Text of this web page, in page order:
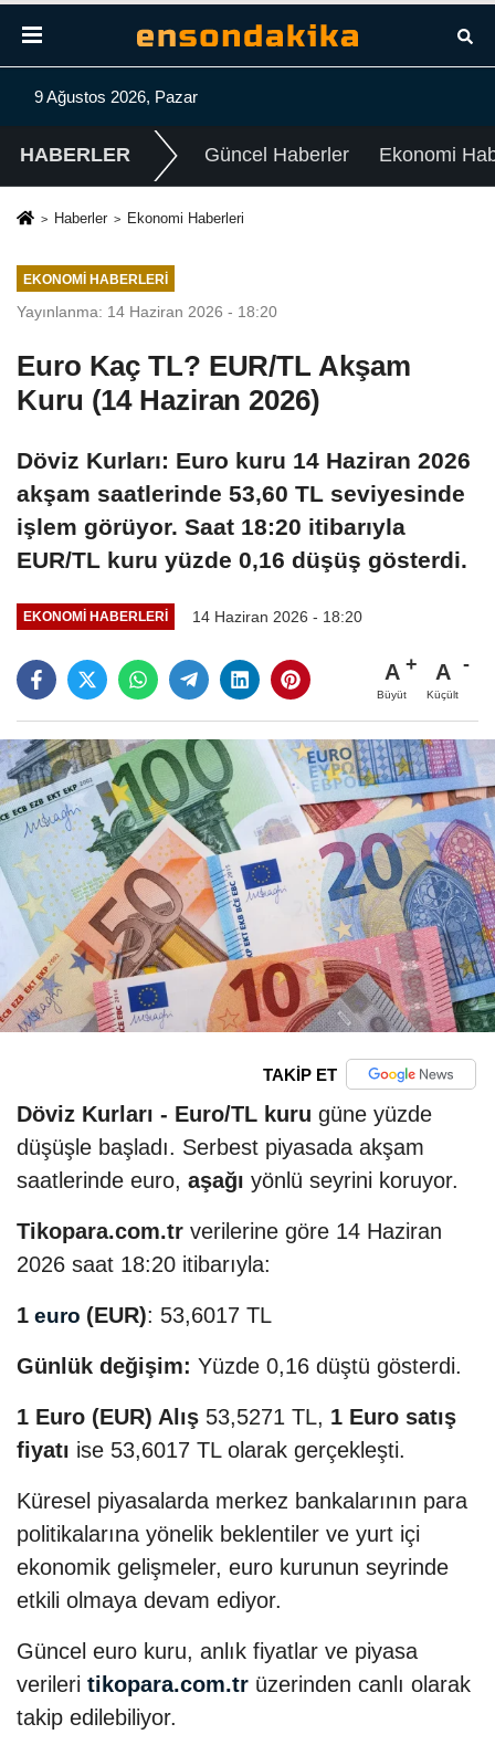
9 Ağustos 2026, Pazar
HABERLER Güncel Haberler Ekonomi
Haberler Ekonomi Haberleri
EKONOMI HABERLERI
Yayınlanma: 14 Haziran 2026 - 18:20
Euro Kaç TL? EUR/TL Akşam
Kuru (14 Haziran 2026)
Döviz Kurları: Euro kuru 14 Haziran 2026
akşam saatlerinde 53,60 TL seviyesinde
işlem görüyor. Saat 18:20 itibarıyla
EUR/TL kuru yüzde 0,16 düşüş gösterdi.
EKONOMI HABERLERI 14 Haziran 2026 - 18:20
A
Büyüt
A
Küçült
TAKİP ET
Döviz Kurları - Euro/TL kuru güne yüzde
düşüşle başladı. Serbest piyasada akşam
saatlerinde euro, aşağı yönlü seyrini koruyor.
Tikopara.com.tr verilerine göre 14 Haziran
2026 saat 18:20 itibarıyla:
1 euro (EUR): 53,6017 TL
Günlük değişim: Yüzde 0,16 düştü gösterdi.
1 Euro (EUR) Alış 53,5271 TL, 1 Euro satış
fiyatı ise 53,6017 TL olarak gerçekleşti.
Küresel piyasalarda merkez bankalarının para
politikalarına yönelik beklentiler ve yurt içi
ekonomik gelişmeler, euro kurunun seyrinde
etkili olmaya devam ediyor.
Güncel euro kuru, anlık fiyatlar ve piyasa
verileri tikopara.com.tr üzerinden canlı olarak
takip edilebiliyor.